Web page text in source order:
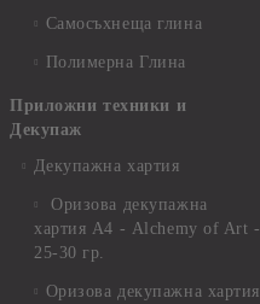
Самосъхнеща глина
Полимерна Глина
Приложни техники и
Декупаж
Декупажна хартия
Оризова декупажна
хартия А4 - Alchemy of Art -
25-30 гр.
Оризова декупажна хартия